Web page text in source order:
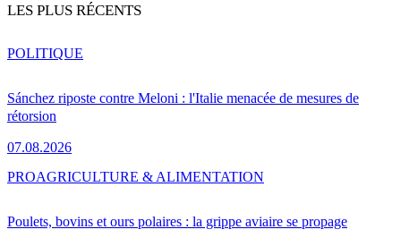
LES PLUS RÉCENTS
Sánchez riposte contre Meloni : l'Italie menacée de mesures de
rétorsion
07.08.2026
POLITIQUE
Poulets, bovins et ours polaires : la grippe aviaire se propage
PROAGRICULTURE & ALIMENTATION